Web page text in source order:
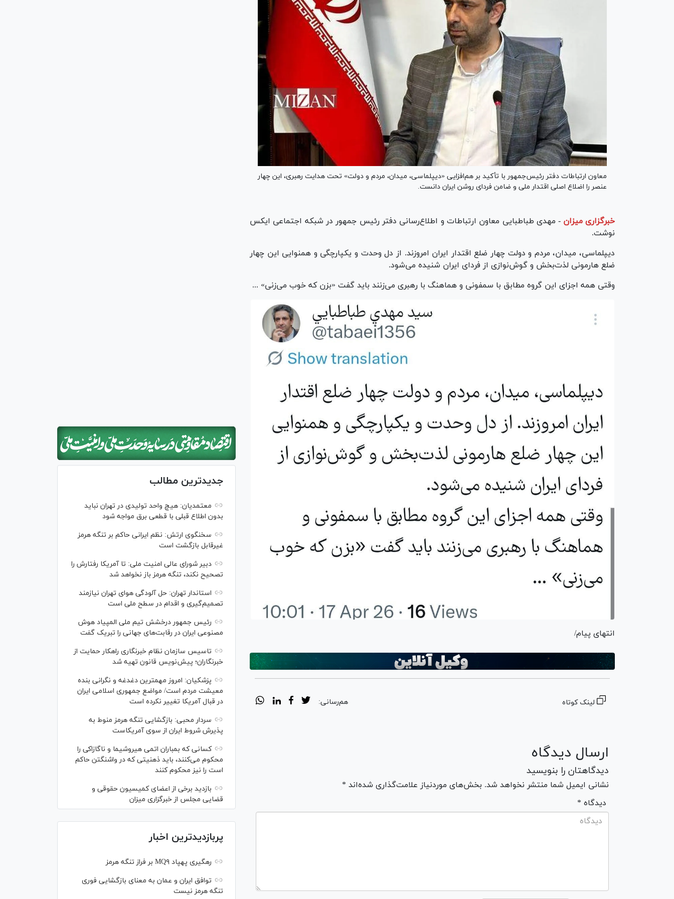
معاون ارتباطات دفتر رئیس‌جمهور با تأکید بر هم‌افزایی «دیپلماسی، میدان، مردم و دولت» تحت هدایت رهبری، این چهار
عنصر را اضلاع اصلی اقتدار ملی و ضامن فردای روشن ایران دانست.
خبرگزاری میزان - مهدی طباطبایی معاون ارتباطات و اطلاع‌رسانی دفتر رئیس جمهور در شبکه اجتماعی ایکس
نوشت.
دیپلماسی، میدان، مردم و دولت چهار ضلع اقتدار ایران امروزند. از دل وحدت و یکپارچگی و همنوایی این چهار
ضلع هارمونی لذت‌بخش و گوش‌نوازی از فردای ایران شنیده می‌شود.
وقتی همه اجزای این گروه مطابق با سمفونی و هماهنگ با رهبری می‌زنند باید گفت «بزن که خوب می‌زنی» ...
انتهای پیام/
لینک کوتاه هم‌رسانی:
ارسال دیدگاه
دیدگاهتان را بنویسید
نشانی ایمیل شما منتشر نخواهد شد. بخش‌های موردنیاز علامت‌گذاری شده‌اند *
* دیدگاه
جدیدترین مطالب
معتمدیان: هیچ واحد تولیدی در تهران نباید
بدون اطلاع قبلی با قطعی برق مواجه شود
سخنگوی ارتش: نظم ایرانی حاکم بر تنگه هرمز
غیرقابل بازگشت است
دبیر شورای عالی امنیت ملی: تا آمریکا رفتارش را
تصحیح نکند، تنگه هرمز باز نخواهد شد
استاندار تهران: حل آلودگی هوای تهران نیازمند
تصمیم‌گیری و اقدام در سطح ملی است
رئیس جمهور درخشش تیم ملی المپیاد هوش
مصنوعی ایران در رقابت‌های جهانی را تبریک گفت
تاسیس سازمان نظام خبرنگاری راهکار حمایت از
خبرنگاران؛ پیش‌نویس قانون تهیه شد
پزشکیان: امروز مهمترین دغدغه و نگرانی بنده
معیشت مردم است/ مواضع جمهوری اسلامی ایران
در قبال آمریکا تغییر نکرده است
سردار محبی: بازگشایی تنگه هرمز منوط به
پذیرش شروط ایران از سوی آمریکاست
کسانی که بمباران اتمی هیروشیما و ناگازاکی را
محکوم می‌کنند، باید ذهنیتی که در واشنگتن حاکم
است را نیز محکوم کنند
بازدید برخی از اعضای کمیسیون حقوقی و
قضایی مجلس از خبرگزاری میزان
پربازدیدترین اخبار
رهگیری پهپاد MQ۹ بر فراز تنگه هرمز
توافق ایران و عمان به معنای بازگشایی فوری
تنگه هرمز نیست